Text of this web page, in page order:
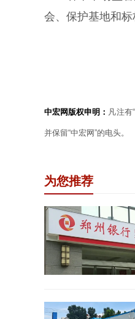
会、保护基地和
中宏网版权申明： 凡注有
并保留“中宏网”的电头。
为您推荐